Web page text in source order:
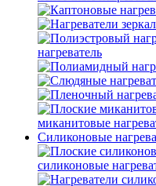
нагреватель
миканитовые
Силиконовые
силиконовые